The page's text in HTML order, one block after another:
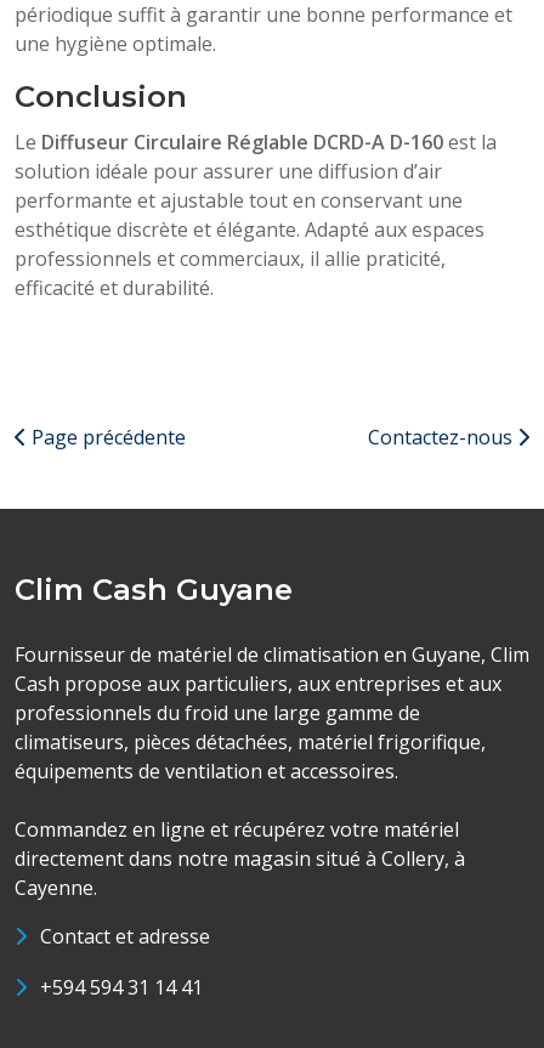
périodique suffit à garantir une bonne performance et
une hygiène optimale.
Conclusion
Le Diffuseur Circulaire Réglable DCRD-A D-160est la
solution idéale pour assurer une diffusion d’air
performante et ajustable tout en conservant une
esthétique discrète et élégante. Adapté aux espaces
professionnels et commerciaux, il allie praticité,
efficacité et durabilité.
Page précédente Contactez-nous
Clim Cash Guyane
Fournisseur de matériel de climatisation en Guyane, Clim
Cash propose aux particuliers, aux entreprises et aux
professionnels du froid une large gamme de
climatiseurs, pièces détachées, matériel frigorifique,
équipements de ventilation et accessoires.
Commandez en ligne et récupérez votre matériel
directement dans notre magasin situé à Collery, à
Cayenne.
Contact et adresse
+594 594 31 14 41